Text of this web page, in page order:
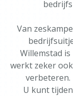
Van
Willemstad
werkt zeker
verbeteren.
U kunt